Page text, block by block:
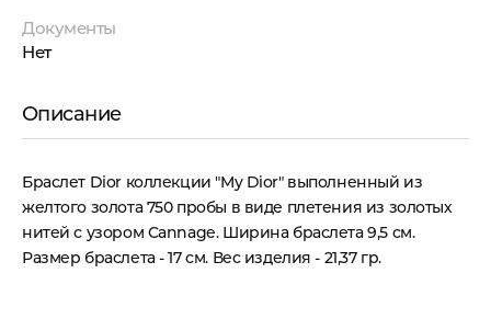
Документы
Нет
Описание
Браслет Dior коллекции "My Dior" выполненный из
желтого золота 750 пробы в виде плетения из золотых
нитей с узором Cannage. Ширина браслета 9,5 см.
Размер браслета - 17 см. Вес изделия - 21,37 гр.